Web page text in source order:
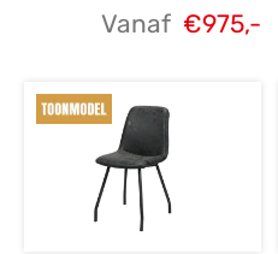
Vanaf €975,-